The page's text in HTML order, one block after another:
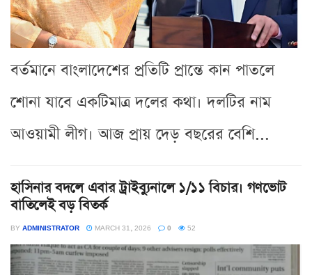
বর্তমানে বাংলাদেশের প্রতিটি প্রান্তে কান পাতলে
শোনা যাবে একটিমাত্র দলের কথা। দলটির নাম
আওয়ামী লীগ। আজ প্রায় দেড় বছরের বেশি...
হাসিনার বদলে এবার ট্রাইব্যুনালে ১/১১ বিচার। গণভোট
বাতিলেই বড় বিতর্ক
BY ADMINISTRATOR MARCH 31, 2026 0 52